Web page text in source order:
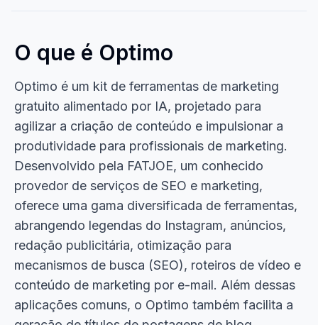
O que é Optimo
Optimo é um kit de ferramentas de marketing
gratuito alimentado por IA, projetado para
agilizar a criação de conteúdo e impulsionar a
produtividade para profissionais de marketing.
Desenvolvido pela FATJOE, um conhecido
provedor de serviços de SEO e marketing,
oferece uma gama diversificada de ferramentas,
abrangendo legendas do Instagram, anúncios,
redação publicitária, otimização para
mecanismos de busca (SEO), roteiros de vídeo e
conteúdo de marketing por e-mail. Além dessas
aplicações comuns, o Optimo também facilita a